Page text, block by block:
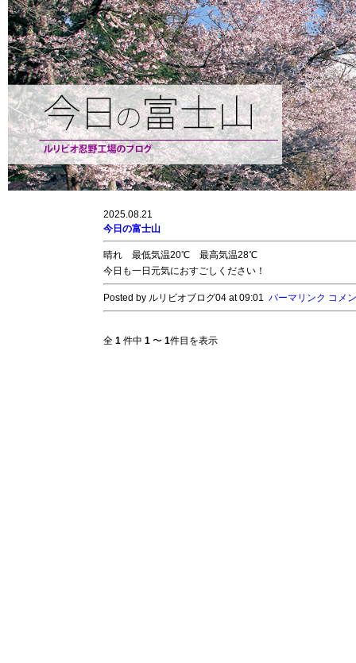
2025.08.21
今日の富士山
晴れ 最低気温20℃ 最高気温28℃
今日も一日元気におすごしください！
Posted by ルリビオブログ04 at 09:01 パーマリンク コメ
全 1 件中 1 〜 1件目を表示